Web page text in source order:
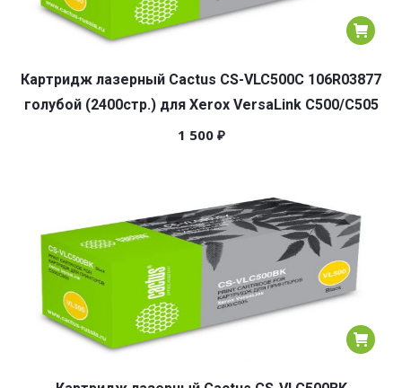
Картридж лазерный Cactus CS-VLC500C 106R03877
голубой (2400стр.) для Xerox VersaLink C500/C505
1 500 ₽